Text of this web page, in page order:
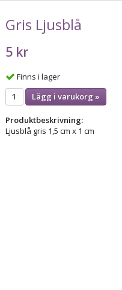
Gris Ljusblå
5 kr
Finns i lager
Lägg i varukorg »
Produktbeskrivning:
Ljusblå gris 1,5 cm x 1 cm